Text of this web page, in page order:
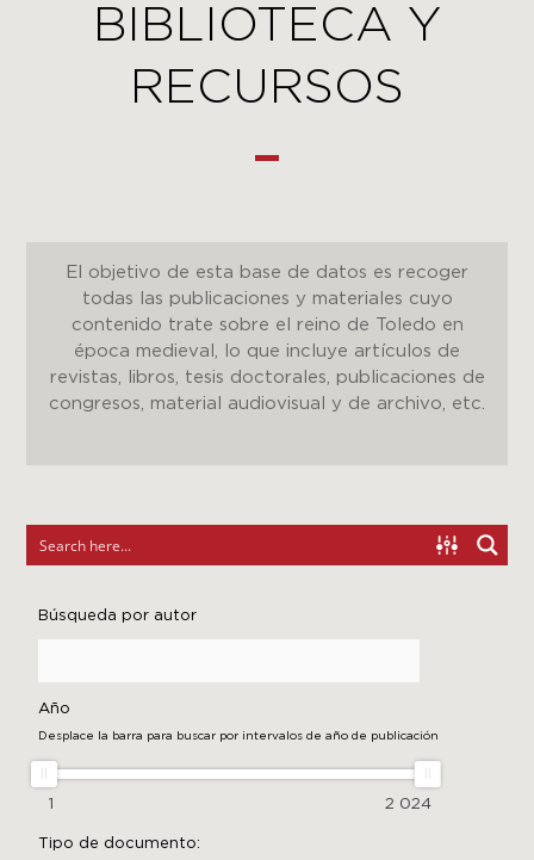
BIBLIOTECA Y
RECURSOS
El objetivo de esta base de datos es recoger
todas las publicaciones y materiales cuyo
contenido trate sobre el reino de Toledo en
época medieval, lo que incluye artículos de
revistas, libros, tesis doctorales, publicaciones de
congresos, material audiovisual y de archivo, etc.
Búsqueda por autor
Año
Desplace la barra para buscar por intervalos de año de publicación
1 2 024
Tipo de documento: